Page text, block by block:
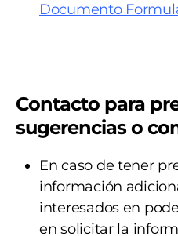
Documento
Contacto para
sugerencias o
En caso de tener
información
interesados en
en solicitar la